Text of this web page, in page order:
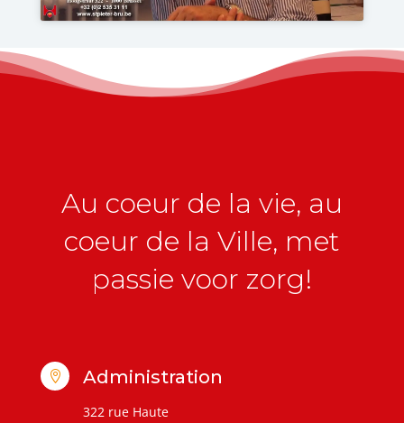
Au coeur de la vie, au
coeur de la Ville, met
passie voor zorg!
 Administration
322 rue Haute